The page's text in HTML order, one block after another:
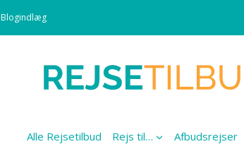
Blogindlæg
Alle Rejsetilbud Rejs til… Afbudsrejser